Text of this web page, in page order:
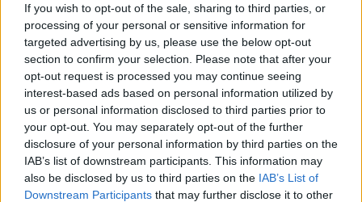
If you wish to opt-out of the sale, sharing to third parties, or
processing of your personal or sensitive information for
targeted advertising by us, please use the below opt-out
section to confirm your selection. Please note that after your
opt-out request is processed you may continue seeing
interest-based ads based on personal information utilized by
us or personal information disclosed to third parties prior to
your opt-out. You may separately opt-out of the further
disclosure of your personal information by third parties on the
IAB’s list of downstream participants. This information may
also be disclosed by us to third parties on the IAB’s List of
Downstream Participants that may further disclose it to other
Mini Julho 17 2022 Cruzadinha
A P
A
T
A T
I
I
P E
S